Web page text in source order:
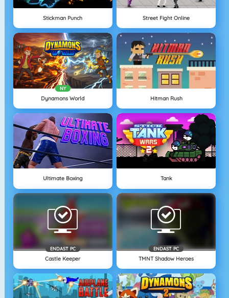
Stickman Punch Street Fight Online
NY
Dynamons World Hitman Rush
Ultimate Boxing Tank
ENDAST PC
Castle Keeper
ENDAST PC
TMNT Shadow Heroes